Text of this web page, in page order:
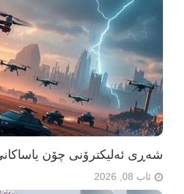
شەڕی ئەلیکترۆنی چۆن
ئاب 08, 2026